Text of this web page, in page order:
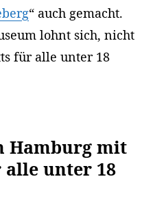
“ auch gemacht.
lohnt sich, nicht
für alle unter 18
Hamburg mit
unter 18